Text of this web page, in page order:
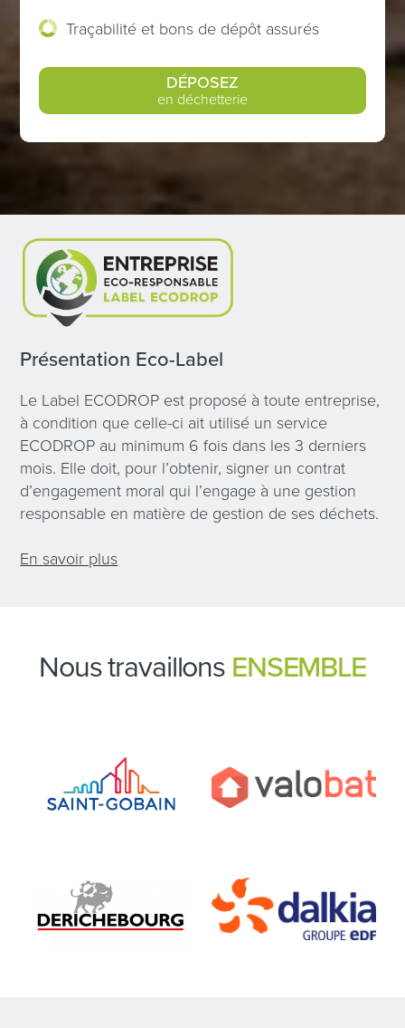
Traçabilité et bons de dépôt assurés
DÉPOSEZ
en déchetterie
Présentation Eco-Label
Le Label ECODROP est proposé à toute entreprise,
à condition que celle-ci ait utilisé un service
ECODROP au minimum 6 fois dans les 3 derniers
mois. Elle doit, pour l’obtenir, signer un contrat
d’engagement moral qui l’engage à une gestion
responsable en matière de gestion de ses déchets.
En savoir plus
Nous travaillonsENSEMBLE